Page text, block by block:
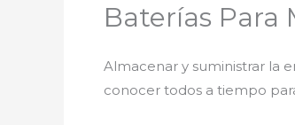
Baterías Para
Almacenar y suministrar la
conocer todos a tiempo